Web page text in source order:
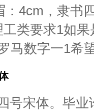
：4cm，隶书
类要求1如
马数字一1希
号宋体。毕